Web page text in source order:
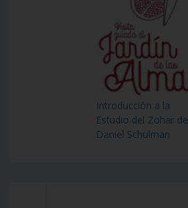
Introducción a la
Estudio del Zohar de
Daniel Schulman